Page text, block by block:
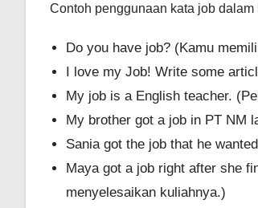
Contoh penggunaan kata job dalam
Do you have job? (Kamu
I love my Job! Write some
My job is a English teacher.
My brother got a job in PT NM
Sania got the job that he
Maya got a job right after she
menyelesaikan kuliahnya.)